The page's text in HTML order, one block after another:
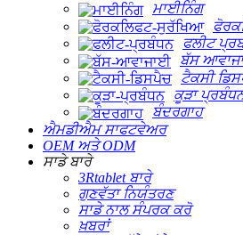
ਮਾਈਨਿੰਗ
ਫਲੀਟ
ਬੱਸ
ਟੈਕਸੀ
ਕੂੜਾ
ਬੰਦਰਗਾਹ
ਐਮਡੀਐਮ ਸਾਫਟਵੇਅਰ
OEM ਅਤੇ ODM
ਸਾਡੇ ਬਾਰੇ
3Rtablet ਬਾਰੇ
ਗੁਣਵੱਤਾ ਨਿਯੰਤਰਣ
ਸਾਡੇ ਨਾਲ ਸੰਪਰਕ ਕਰੋ
ਖ਼ਬਰਾਂ